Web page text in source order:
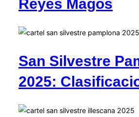
Reyes Magos
San Silvestre
2025: